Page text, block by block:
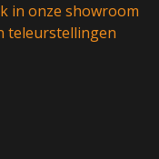
in onze showroom
teleurstellingen